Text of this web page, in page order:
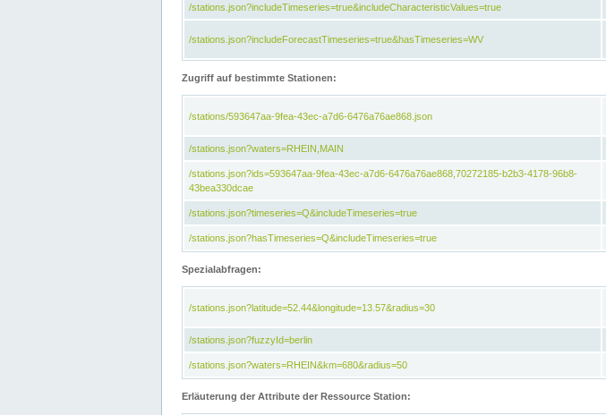
/stations.json?includeTimeseries=true&includeCharacteristicValues=true
/stations.json?includeForecastTimeseries=true&hasTimeseries=WV
Zugriff auf bestimmte Stationen:
/stations/593647aa-9fea-43ec-a7d6-6476a76ae868.json
/stations.json?waters=RHEIN,MAIN
/stations.json?ids=593647aa-9fea-43ec-a7d6-6476a76ae868,70272185-b2b3-4178-96b8-
43bea330dcae
/stations.json?timeseries=Q&includeTimeseries=true
/stations.json?hasTimeseries=Q&includeTimeseries=true
Spezialabfragen:
/stations.json?latitude=52.44&longitude=13.57&radius=30
/stations.json?fuzzyId=berlin
/stations.json?waters=RHEIN&km=680&radius=50
Erläuterung der Attribute der Ressource Station: